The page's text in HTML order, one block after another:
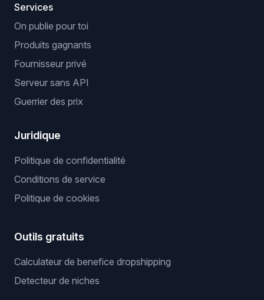
Services
On publie pour toi
Produits gagnants
Fournisseur privé
Serveur sans API
Guerrier des prix
Juridique
Politique de confidentialité
Conditions de service
Politique de cookies
Outils gratuits
Calculateur de benefice dropshipping
Detecteur de niches